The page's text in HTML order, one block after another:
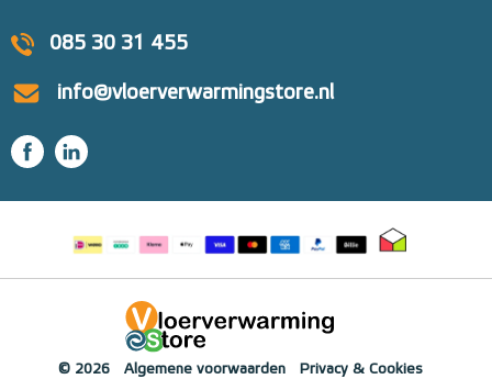
085 30 31 455
info@vloerverwarmingstore.nl
© 2026 Algemene voorwaarden Privacy & Cookies